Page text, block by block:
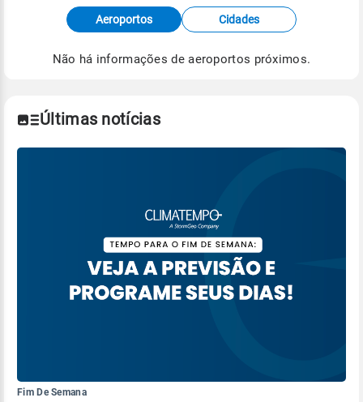
Fonte: dados combinados de estações
meteorológicas e satélite do Centro de Previsão
de Tempo e Estudos Climáticos (CPTEC).
Aeroportos Cidades
Não há informações de aeroportos próximos.
Últimas notícias
Fim De Semana